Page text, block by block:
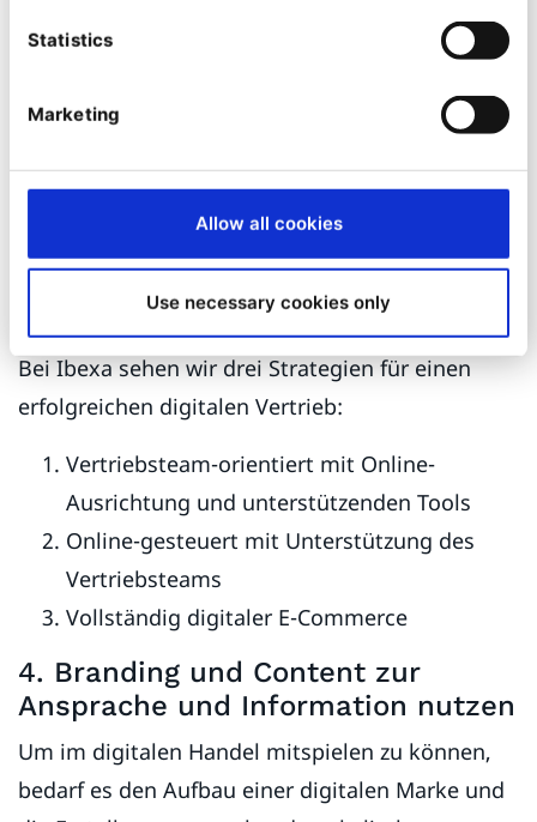
Statistics
Marketing
Allow all cookies
Use necessary cookies only
Chief Experience Officers, die Erkenntnisse aus
Software treibt den Übergang von menschlichen
zu digitalen Vertriebsinteraktionen voran und
ermöglicht es dem Vertrieb, sich auf die
wichtigsten Aktivitäten zu fokussieren.
Bei Ibexa sehen wir drei Strategien für einen
erfolgreichen digitalen Vertrieb:
Vertriebsteam-orientiert mit Online-
Ausrichtung und unterstützenden Tools
Online-gesteuert mit Unterstützung des
Vertriebsteams
Vollständig digitaler E-Commerce
4. Branding und Content zur
Ansprache und Information nutzen
Um im digitalen Handel mitspielen zu können,
bedarf es den Aufbau einer digitalen Marke und